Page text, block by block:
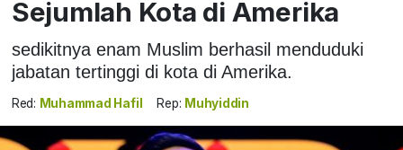
Sejumlah Kota di Amerika
sedikitnya enam Muslim berhasil menduduki
jabatan tertinggi di kota di Amerika.
Red: Muhammad Hafil Rep: Muhyiddin